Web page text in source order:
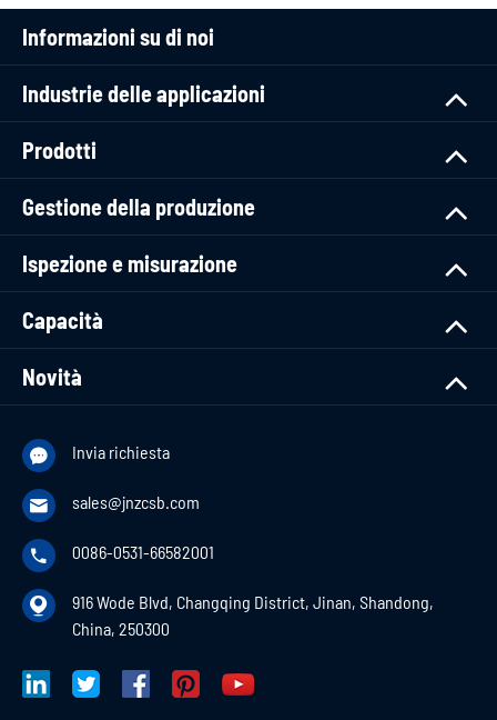
Informazioni su di noi
Industrie delle applicazioni
Prodotti
Gestione della produzione
Ispezione e misurazione
Capacità
Novità
 Invia richiesta
 sales@jnzcsb.com
 0086-0531-66582001

916 Wode Blvd, Changqing District, Jinan, Shandong,
China, 250300